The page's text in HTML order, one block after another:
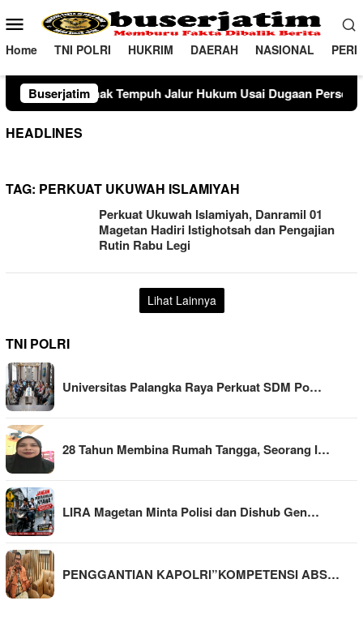
ke
konten
Menu
Mobile
Home TNI POLRI HUKRIM DAERAH NASIONAL
Buserjatim
Jalur Hukum Usai Dugaan Perselingkuhan Suami di
HEADLINES
TAG: PERKUAT UKUWAH ISLAMIYAH
Perkuat Ukuwah Islamiyah, Danramil 01
Magetan Hadiri Istighotsah dan Pengajian
Rutin Rabu Legi
Lihat Lainnya
TNI POLRI
Universitas Palangka Raya Perkuat SDM Po…
28 Tahun Membina Rumah Tangga, Seorang I…
LIRA Magetan Minta Polisi dan Dishub Gen…
PENGGANTIAN KAPOLRI”KOMPETENSI ABS…